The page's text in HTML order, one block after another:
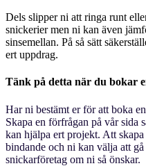
Dels slipper ni att ringa runt
snickerier men ni kan även
sinsemellan. På så sätt
ert uppdrag.
Tänk på detta när du bokar
Har ni bestämt er för att boka
Skapa en förfrågan på vår sida
kan hjälpa ert projekt. Att
bindande och ni kan välja att
snickarföretag om ni så önskar.